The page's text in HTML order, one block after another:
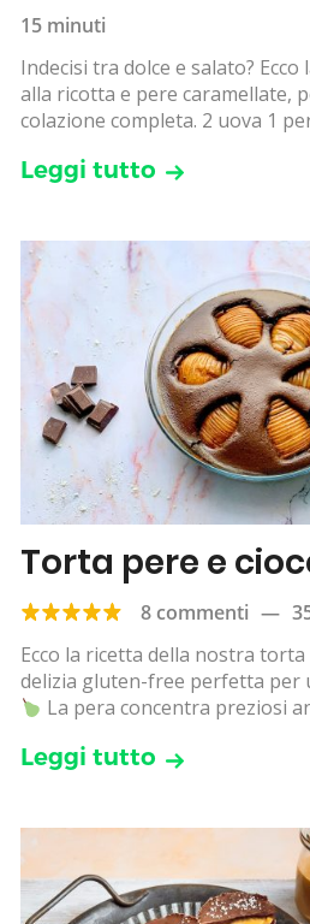
15 minuti
Indecisi tra dolce e salato?
alla ricotta e pere caramellate,
colazione completa. 2 uova 1
Leggi tutto
Torta pere e
8 commenti —
Ecco la ricetta della nostra
delizia gluten-free perfetta per
La pera concentra preziosi
Leggi tutto